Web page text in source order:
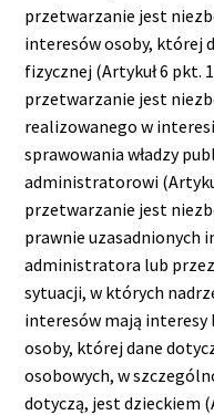
przetwarzanie jest
interesów osoby, której
fizycznej (Artykuł 6 pkt.
przetwarzanie jest
realizowanego w
sprawowania władzy
administratorowi
przetwarzanie jest
prawnie uzasadnionych
administratora lub
sytuacji, w których
interesów mają interesy
osoby, której dane
osobowych, w
dotyczą, jest dzieckiem